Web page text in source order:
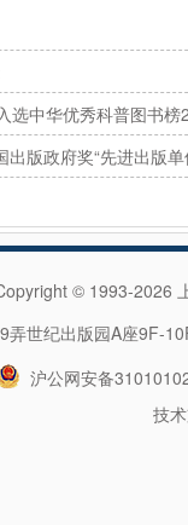
选中华优秀科普图书榜
版政府奖“先进出版单
© 1993-2026
弄世纪出版园A座
沪公网安备
技